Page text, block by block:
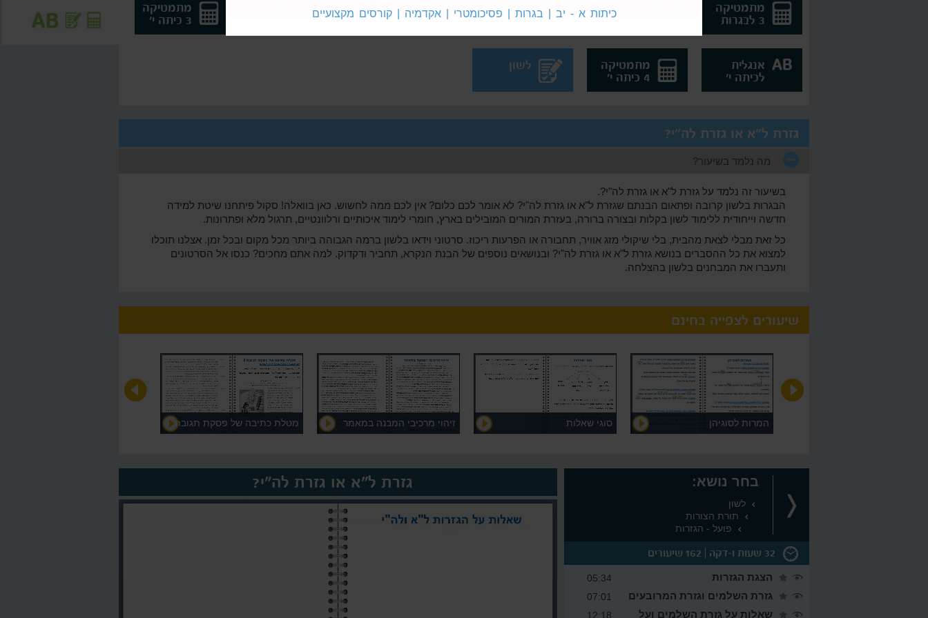
מתמטיקה
3 לבגרות
מתמטיקה
מתמטיקה
5 לבגרות
אנגלית 4
לבגרות
מתמטיקה
3 כיתה י'
אנגלית
לכיתה י'
מתמטיקה
4 כיתה י'
לשון
גזרת ל"א או גזרת לה"י?
מה נלמד בשיעור?
בשיעור זה נלמד על גזרת ל"א או גזרת לה"י?.
הבגרות בלשון קרובה ופתאום הבנתם שגזרת ל"א או גזרת לה"י? לא אומר לכם כלום? אין לכם ממה לחשוש. כאן בוואלה! סקול פיתחנו שיטת למידה
חדשה וייחודית ללימוד לשון בקלות ובצורה ברורה, בעזרת המורים המובילים בארץ, חומרי לימוד איכותיים ורלוונטיים, תרגול מלא ופתרונות.
כל זאת מבלי לצאת מהבית, בלי שיקולי מזג אוויר, תחבורה או הפרעות ריכוז. סרטוני וידאו בלשון ברמה הגבוהה ביותר מכל מקום ובכל זמן. אצלנו תוכלו
למצוא את כל ההסברים בנושא גזרת ל"א או גזרת לה"י? ובנושאים נוספים של הבנת הנקרא, תחביר ודקדוק. למה אתם מחכים? כנסו אל הסרטונים
ותעברו את המבחנים בלשון בהצלחה.
שיעורים לצפייה בחינם
מטלת כתיבה של פסקת תגובה 2 זיהוי מרכיבי המבנה במאמר סוגי שאלות המרות לסוגיהן
גזרת ל"א או גזרת לה"י? בחר נושא:
לשון
תורת הצורות
פועל - הגזרות
32 שעות ו-דקה 162 שיעורים
הצגת הגזרות 05:34
גזרת השלמים וגזרת המרובעים 07:01
שאלות על גזרת השלמים ועל
12:18
כיתות א - יב | בגרות | פסיכומטרי | אקדמיה | קורסים מקצועיים